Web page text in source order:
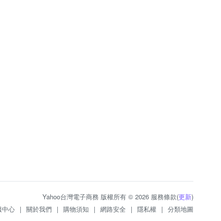
Yahoo台灣電子商務 版權所有 © 2026 服務條款(更新)
中心 | 關於我們 | 購物須知 | 網路安全 | 隱私權 | 分類地圖